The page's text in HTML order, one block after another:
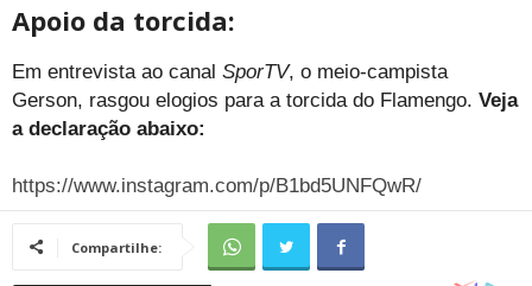
Apoio da torcida:
Em entrevista ao canal SporTV, o meio-campista
Gerson, rasgou elogios para a torcida do Flamengo. Veja
a declaração abaixo:
https://www.instagram.com/p/B1bd5UNFQwR/
Compartilhe: